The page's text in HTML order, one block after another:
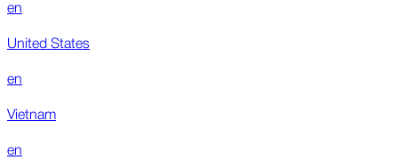
en
United States
en
Vietnam
en